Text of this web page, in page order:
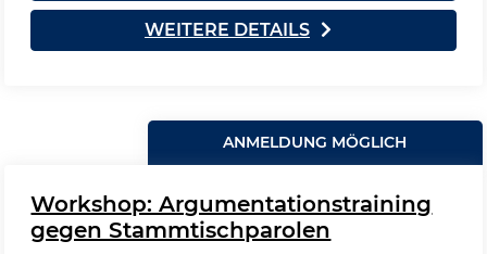
WEITERE DETAILS
ANMELDUNG MÖGLICH
Workshop: Argumentationstraining
gegen Stammtischparolen